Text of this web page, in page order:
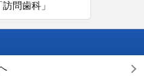
訪問歯科」